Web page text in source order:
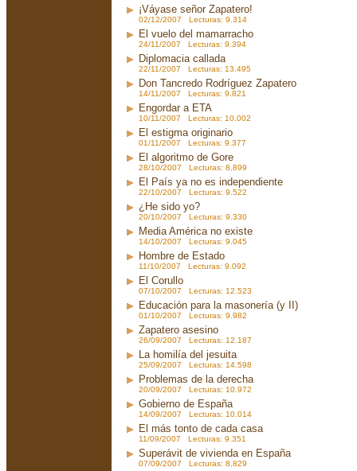
¡Váyase señor Zapatero!
02/12/2007 Lecturas: 9.314
El vuelo del mamarracho
24/11/2007 Lecturas: 9.394
Diplomacia callada
22/11/2007 Lecturas: 13.495
Don Tancredo Rodríguez Zapatero
14/11/2007 Lecturas: 9.821
Engordar a ETA
10/11/2007 Lecturas: 10.002
El estigma originario
01/11/2007 Lecturas: 9.377
El algoritmo de Gore
28/10/2007 Lecturas: 8.899
El País ya no es independiente
22/10/2007 Lecturas: 9.522
¿He sido yo?
20/10/2007 Lecturas: 9.330
Media América no existe
14/10/2007 Lecturas: 9.045
Hombre de Estado
11/10/2007 Lecturas: 9.092
El Corullo
07/10/2007 Lecturas: 12.523
Educación para la masonería (y II)
01/10/2007 Lecturas: 9.982
Zapatero asesino
26/09/2007 Lecturas: 12.187
La homilía del jesuita
25/09/2007 Lecturas: 14.598
Problemas de la derecha
20/09/2007 Lecturas: 10.972
Gobierno de España
14/09/2007 Lecturas: 10.014
El más tonto de cada casa
11/09/2007 Lecturas: 9.351
Superávit de vivienda en España
07/09/2007 Lecturas: 8.829